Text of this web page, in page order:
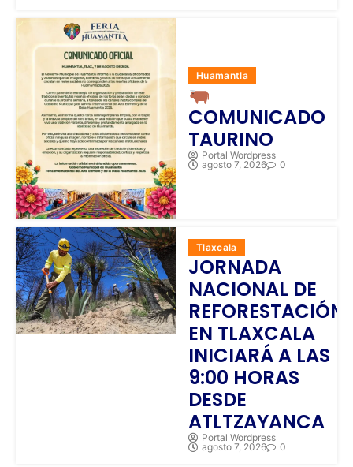
Huamantla
COMUNICADO
TAURINO
Portal Wordpress
agosto 7, 2026
0
Tlaxcala
JORNADA
NACIONAL DE
REFORESTACIÓN
EN TLAXCALA
INICIARÁ A LAS
9:00 HORAS
DESDE
ATLTZAYANCA
Portal Wordpress
agosto 7, 2026
0